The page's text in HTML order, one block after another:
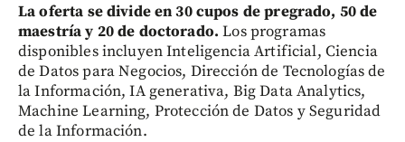
La oferta se divide en 30 cupos de pregrado, 50 de
maestría y 20 de doctorado.Los programas
disponibles incluyen Inteligencia Artificial, Ciencia
de Datos para Negocios, Dirección de Tecnologías de
la Información, IA generativa, Big Data Analytics,
Machine Learning, Protección de Datos y Seguridad
de la Información.